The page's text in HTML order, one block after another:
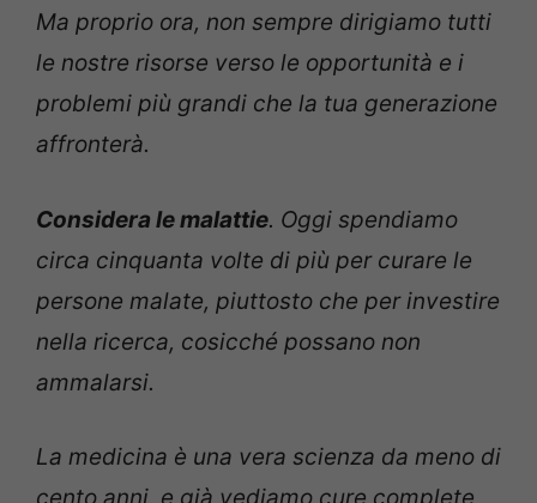
Ma proprio ora, non sempre dirigiamo tutti
le nostre risorse verso le opportunità e i
problemi più grandi che la tua generazione
affronterà.
Considera le malattie. Oggi spendiamo
circa cinquanta volte di più per curare le
persone malate, piuttosto che per investire
nella ricerca, cosicché possano non
ammalarsi.
La medicina è una vera scienza da meno di